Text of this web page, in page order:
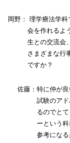
岡野： 理学療法学
会を作れるよ
生との交流会
さまざまな行
ですか？
佐藤：特に仲が
試験のア
るのでと
ーという
参考になる